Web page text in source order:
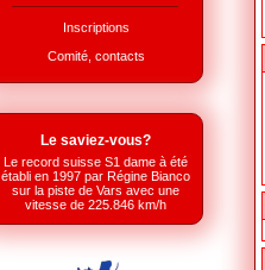
Inscriptions
Comité, contacts
Le saviez-vous?
Le record suisse S1 dame à été
établi en 1997 par Régine Bianco
sur la piste de Vars avec une
vitesse de 225.846 km/h